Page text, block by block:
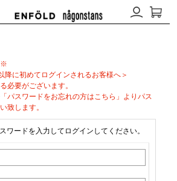
※
降に初めてログインされるお客様へ＞
必要がございます。
パスワードをお忘れの方はこちら」よりパス
致します。
ワードを入力してログインしてください。